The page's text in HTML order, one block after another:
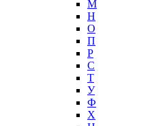
М
Н
О
П
Р
С
Т
У
Ф
Х